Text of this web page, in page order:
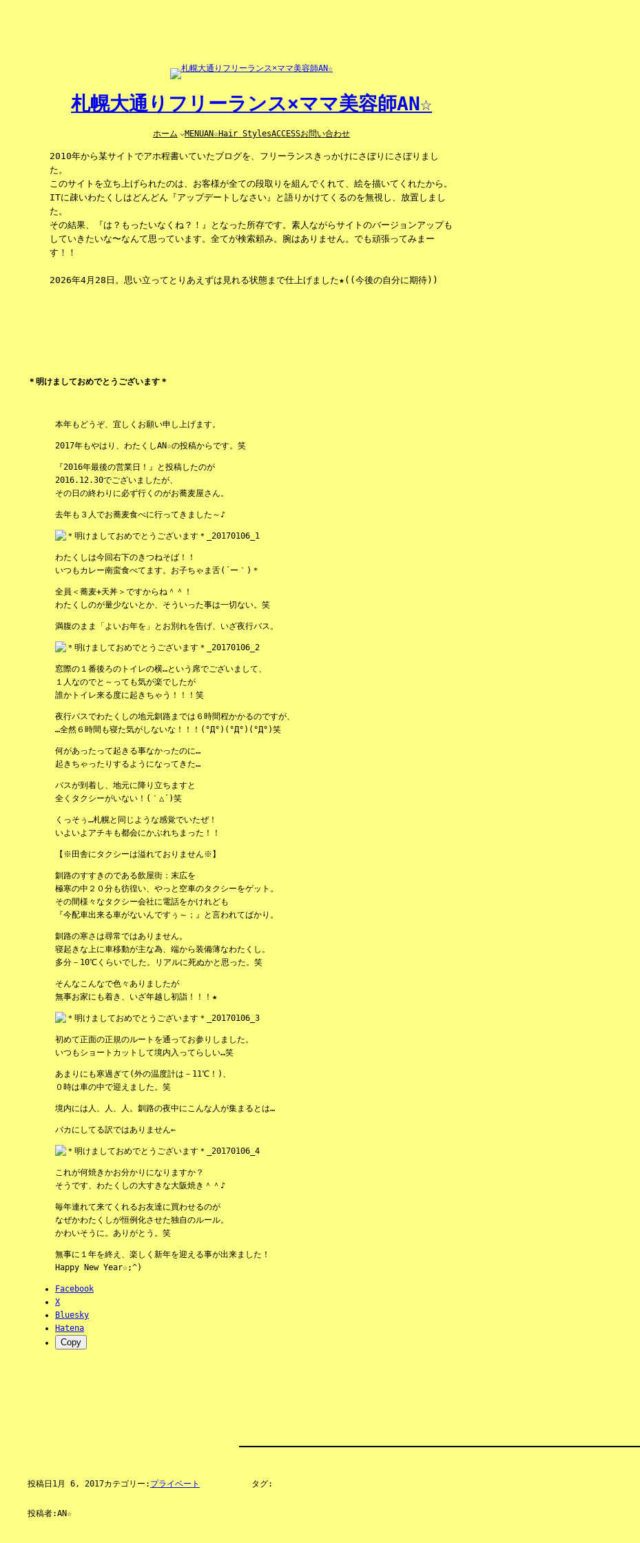
札幌大通りフリーランス×ママ美容師AN☆
ホーム MENUAN☆Hair StylesACCESSお問い合わせ
2010年から某サイトでアホ程書いていたブログを、フリーランスきっかけにさぼりにさぼりまし
た。
このサイトを立ち上げられたのは、お客様が全ての段取りを組んでくれて、絵を描いてくれたから。
ITに疎いわたくしはどんどん『アップデートしなさい』と語りかけてくるのを無視し、放置しまし
た。
その結果、『は？もったいなくね？！』となった所存です。素人ながらサイトのバージョンアップも
していきたいな〜なんて思っています。全てが検索頼み。腕はありません。でも頑張ってみまー
す！！
2026年4月28日。思い立ってとりあえずは見れる状態まで仕上げました★((今後の自分に期待))
＊明けましておめでとうございます＊
本年もどうぞ、宜しくお願い申し上げます。
2017年もやはり、わたくしAN☆の投稿からです。笑
『2016年最後の営業日！』と投稿したのが
2016.12.30でございましたが、
その日の終わりに必ず行くのがお蕎麦屋さん。
去年も３人でお蕎麦食べに行ってきました～♪
わたくしは今回右下のきつねそば！！
いつもカレー南蛮食べてます。お子ちゃま舌(´ー｀)＊
全員＜蕎麦+天丼＞ですからね＾＾！
わたくしのが量少ないとか、そういった事は一切ない。笑
満腹のまま「よいお年を」とお別れを告げ、いざ夜行バス。
窓際の１番後ろのトイレの横…という席でございまして、
１人なのでと～っても気が楽でしたが
誰かトイレ来る度に起きちゃう！！！笑
夜行バスでわたくしの地元釧路までは６時間程かかるのですが、
…全然６時間も寝た気がしないな！！！(°Д°)(°Д°)(°Д°)笑
何があったって起きる事なかったのに…
起きちゃったりするようになってきた…
バスが到着し、地元に降り立ちますと
全くタクシーがいない！(｀△´)笑
くっそぅ…札幌と同じような感覚でいたぜ！
いよいよアチキも都会にかぶれちまった！！
【※田舎にタクシーは溢れておりません※】
釧路のすすきのである飲屋街：末広を
極寒の中２０分も彷徨い、やっと空車のタクシーをゲット。
その間様々なタクシー会社に電話をかけれども
『今配車出来る車がないんですぅ～；』と言われてばかり。
釧路の寒さは尋常ではありません。
寝起きな上に車移動が主な為、端から装備薄なわたくし。
多分－10℃くらいでした。リアルに死ぬかと思った。笑
そんなこんなで色々ありましたが
無事お家にも着き、いざ年越し初詣！！！★
初めて正面の正規のルートを通ってお参りしました。
いつもショートカットして境内入ってらしい…笑
あまりにも寒過ぎて(外の温度計は－11℃！)、
０時は車の中で迎えました。笑
境内には人、人、人。釧路の夜中にこんな人が集まるとは…
バカにしてる訳ではありません←
これが何焼きかお分かりになりますか？
そうです、わたくしの大すきな大阪焼き＾＾♪
毎年連れて来てくれるお友達に買わせるのが
なぜかわたくしが恒例化させた独自のルール。
かわいそうに。ありがとう。笑
無事に１年を終え、楽しく新年を迎える事が出来ました！
Happy New Year☆;^)
Facebook
X
Bluesky
Hatena
Copy
投稿日 1月 6, 2017カテゴリー: プライベート
投稿者:AN☆
タグ: